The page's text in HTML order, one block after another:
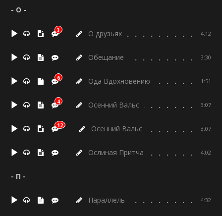
- О -
3 О друзьях 4:12
Обещание 3:30
6 Ода Вдохновению 1:51
4 Осенний Вальс 3:07
12 Осенний Вальс 3:07
Ослиная Притча 4:02
- П -
Параллель 4:32